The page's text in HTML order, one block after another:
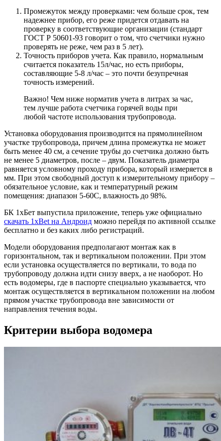
Промежуток между проверками: чем больше срок, тем
надежнее прибор, его реже придется отдавать на
проверку в соответствующие организации (стандарт
ГОСТ Р 50601-93 говорит о том, что счетчики нужно
проверять не реже, чем раз в 5 лет).
Точность приборов учета. Как правило, нормальным
считается показатель 15л/час, но есть приборы,
составляющие 5-8 л/час – это почти безупречная
точность измерений.
Важно! Чем ниже норматив учета в литрах за час,
тем лучше работа счетчика горячей воды при
любой частоте использования трубопровода.
Установка оборудования производится на прямолинейном
участке трубопровода, причем длина промежутка не может
быть менее 40 см, а сечение трубы до счетчика должно быть
не менее 5 диаметров, после – двум. Показатель диаметра
равняется условному проходу прибора, который измеряется в
мм. При этом свободный доступ к измерительному прибору –
обязательное условие, как и температурный режим
помещения: диапазон 5-60С, влажность до 98%.
БК 1хБет выпустила приложение, теперь уже официально
скачать 1xBet на Андроид можно перейдя по активной ссылке
бесплатно и без каких либо регистраций.
Модели оборудования предполагают монтаж как в
горизонтальном, так и вертикальном положении. При этом
если установка осуществляется по вертикали, то вода по
трубопроводу должна идти снизу вверх, а не наоборот. Но
есть водомеры, где в паспорте специально указывается, что
монтаж осуществляется в вертикальном положении на любом
прямом участке трубопровода вне зависимости от
направления течения воды.
Критерии выбора водомера